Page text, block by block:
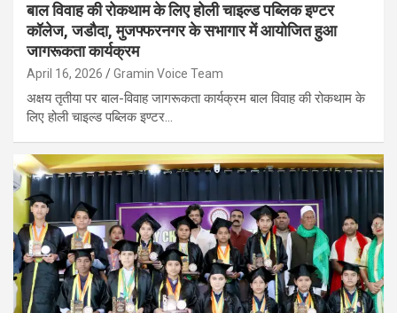
बाल विवाह की रोकथाम के लिए होली चाइल्ड पब्लिक इण्टर
कॉलेज, जडौदा, मुजफ्फरनगर के सभागार में आयोजित हुआ
जागरूकता कार्यक्रम
April 16, 2026 Gramin Voice Team
अक्षय तृतीया पर बाल-विवाह जागरूकता कार्यक्रम बाल विवाह की रोकथाम के
लिए होली चाइल्ड पब्लिक इण्टर…